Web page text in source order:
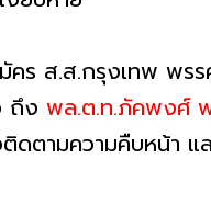
ร ส.ส.กรุงเทพ พรร
ถึง พล.ต.ท.ภัคพงศ์
ตามความคืบหน้า แ